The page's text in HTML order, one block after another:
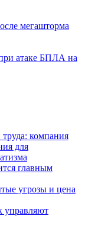
мегашторма
атаке БПЛА на
труда: компания
для
главным
угрозы и цена
управляют